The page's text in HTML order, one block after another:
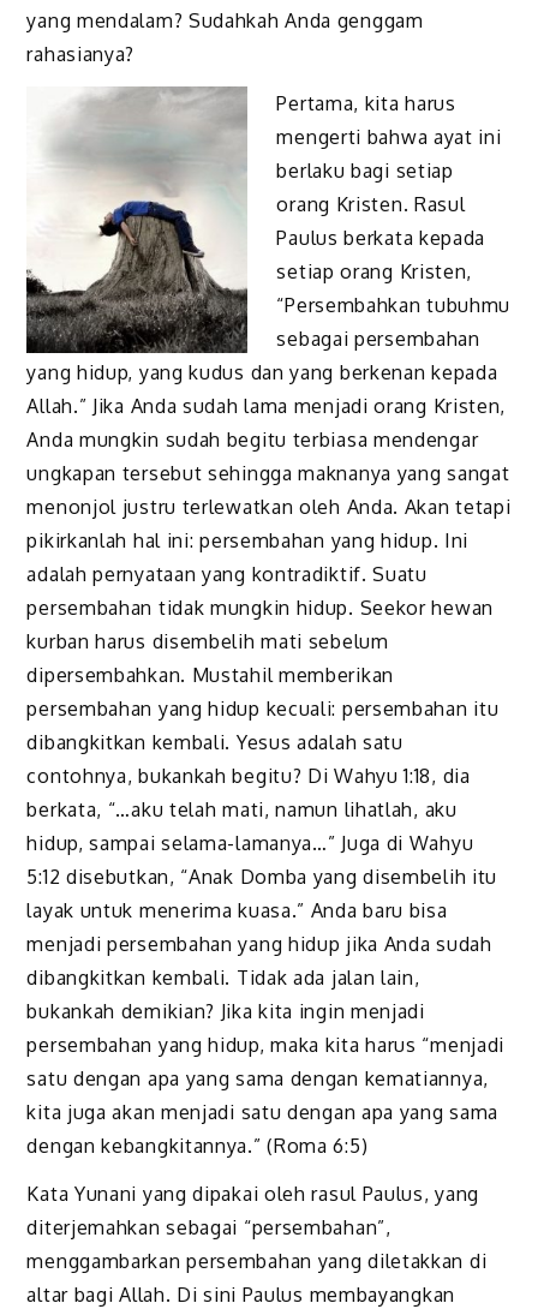
yang mendalam? Sudahkah Anda genggam
rahasianya?
Pertama, kita harus
mengerti bahwa ayat ini
berlaku bagi setiap
orang Kristen. Rasul
Paulus berkata kepada
setiap orang Kristen,
“Persembahkan tubuhmu
sebagai persembahan
yang hidup, yang kudus dan yang berkenan kepada
Allah.” Jika Anda sudah lama menjadi orang Kristen,
Anda mungkin sudah begitu terbiasa mendengar
ungkapan tersebut sehingga maknanya yang sangat
menonjol justru terlewatkan oleh Anda. Akan tetapi
pikirkanlah hal ini: persembahan yang hidup. Ini
adalah pernyataan yang kontradiktif. Suatu
persembahan tidak mungkin hidup. Seekor hewan
kurban harus disembelih mati sebelum
dipersembahkan. Mustahil memberikan
persembahan yang hidup kecuali: persembahan itu
dibangkitkan kembali. Yesus adalah satu
contohnya, bukankah begitu? Di Wahyu 1:18, dia
berkata, “…aku telah mati, namun lihatlah, aku
hidup, sampai selama-lamanya…” Juga di Wahyu
5:12 disebutkan, “Anak Domba yang disembelih itu
layak untuk menerima kuasa.” Anda baru bisa
menjadi persembahan yang hidup jika Anda sudah
dibangkitkan kembali. Tidak ada jalan lain,
bukankah demikian? Jika kita ingin menjadi
persembahan yang hidup, maka kita harus “menjadi
satu dengan apa yang sama dengan kematiannya,
kita juga akan menjadi satu dengan apa yang sama
dengan kebangkitannya.” (Roma 6:5)
Kata Yunani yang dipakai oleh rasul Paulus, yang
diterjemahkan sebagai “persembahan”,
menggambarkan persembahan yang diletakkan di
altar bagi Allah. Di sini Paulus membayangkan